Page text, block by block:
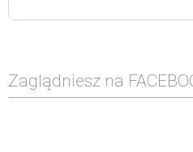
Zaglądniesz na